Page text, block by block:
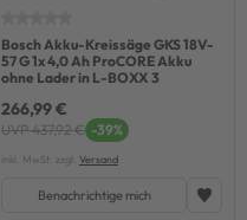
Bosch Akku-Kreissäge GKS 18V-
57 G 1x 4,0 Ah ProCORE Akku
ohne Lader in L-BOXX 3
266,99 €
UVP 437,92 € -39%
inkl. MwSt. zzgl. Versand
Benachrichtige mich